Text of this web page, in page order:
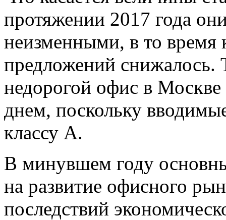
протяжении 2017 года
неизменными, в то время
предложений снижалось.
недорогой офис в
днем, поскольку
классу A.
В минувшем году
на развитие офисного
последствий